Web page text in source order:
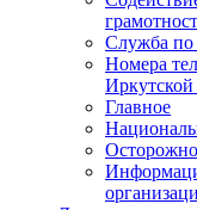
Служба по
Номера
Иркутской
Главное